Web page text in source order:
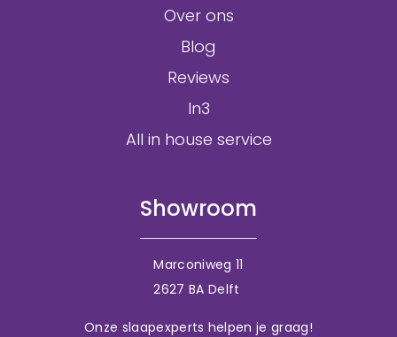
Over ons
Blog
Reviews
In3
All in house service
Showroom
Marconiweg 11
2627 BA Delft
Onze slaapexperts helpen je graag!